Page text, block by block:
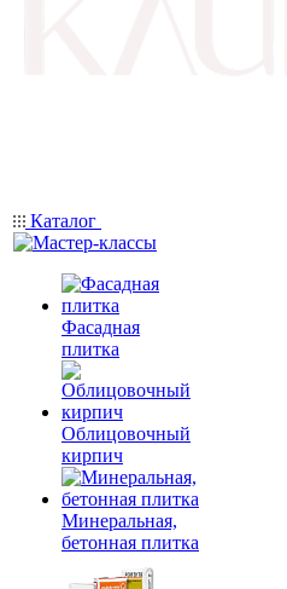
Каталог
Фасадная
плитка
Облицовочный
кирпич
Минеральная,
бетонная плитка